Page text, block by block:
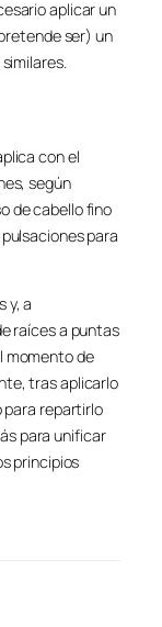
aplicar un
ser) un
con el
según
de cabello fino
para
y, a
raíces a puntas
momento de
tras aplicarlo
para repartirlo
para unificar
principios